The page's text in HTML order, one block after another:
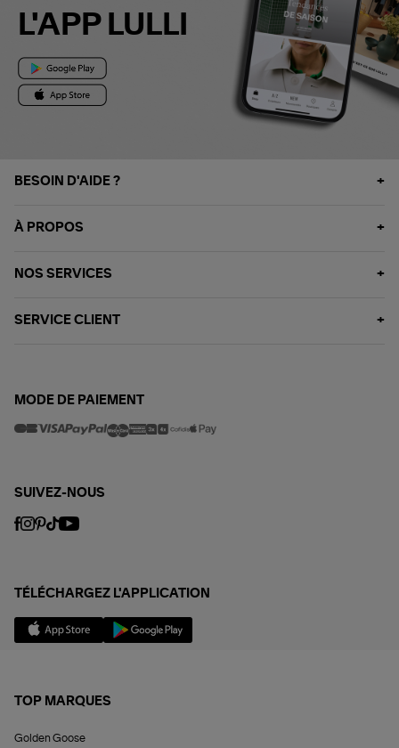
L'APP LULLI
BESOIN D'AIDE ?
À PROPOS
NOS SERVICES
SERVICE CLIENT
MODE DE PAIEMENT
SUIVEZ-NOUS
TÉLÉCHARGEZ L'APPLICATION
TOP MARQUES
Golden Goose